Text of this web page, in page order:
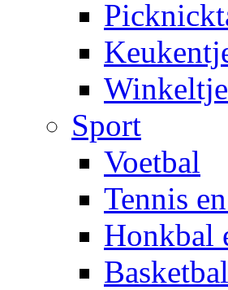
Sport
Voetbal
Tennis
Honkbal
Basketbal